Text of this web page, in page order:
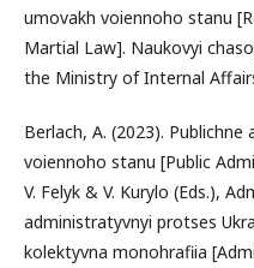
umovakh voiennoho stanu
Martial Law]. Naukovyi
the Ministry of Internal
Berlach, A. (2023).
voiennoho stanu [Public
V. Felyk & V. Kurylo (Eds.),
administratyvnyi protses
kolektyvna monohrafiia